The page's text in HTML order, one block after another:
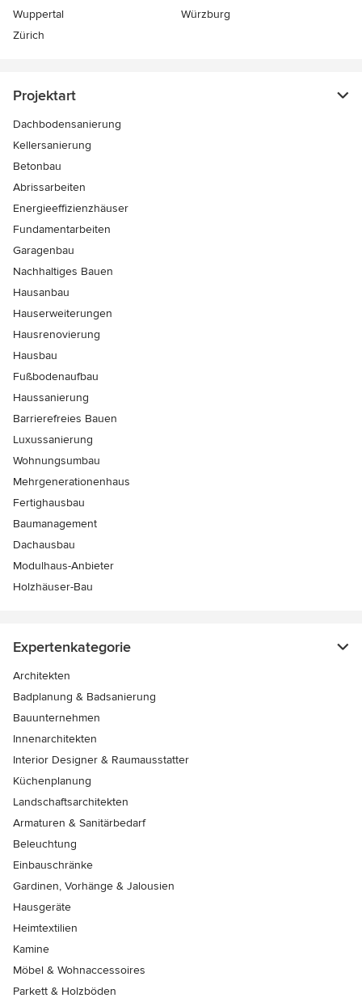
Wuppertal
Würzburg
Zürich
Projektart
Dachbodensanierung
Kellersanierung
Betonbau
Abrissarbeiten
Energieeffizienzhäuser
Fundamentarbeiten
Garagenbau
Nachhaltiges Bauen
Hausanbau
Hauserweiterungen
Hausrenovierung
Hausbau
Fußbodenaufbau
Haussanierung
Barrierefreies Bauen
Luxussanierung
Wohnungsumbau
Mehrgenerationenhaus
Fertighausbau
Baumanagement
Dachausbau
Modulhaus-Anbieter
Holzhäuser-Bau
Expertenkategorie
Architekten
Badplanung & Badsanierung
Bauunternehmen
Innenarchitekten
Interior Designer & Raumausstatter
Küchenplanung
Landschaftsarchitekten
Armaturen & Sanitärbedarf
Beleuchtung
Einbauschränke
Gardinen, Vorhänge & Jalousien
Hausgeräte
Heimtextilien
Kamine
Möbel & Wohnaccessoires
Parkett & Holzböden